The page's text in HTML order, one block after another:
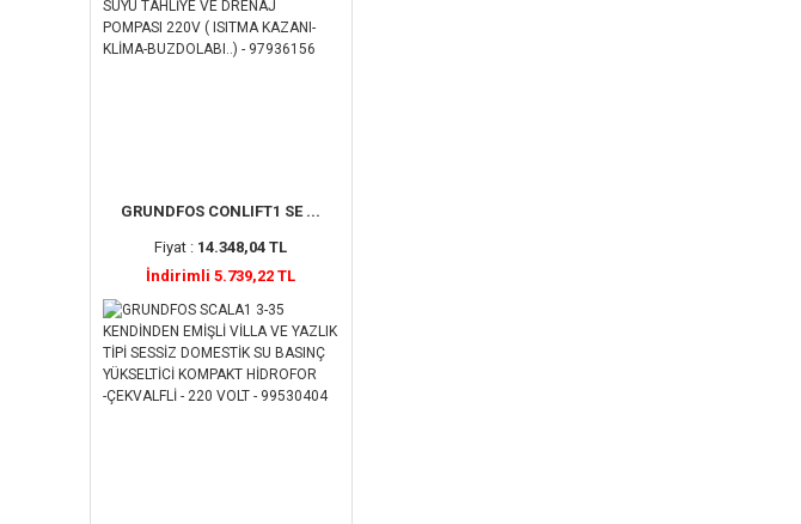
GRUNDFOS CONLIFT1 SE ...
Fiyat : 14.348,04 TL
İndirimli 5.739,22 TL